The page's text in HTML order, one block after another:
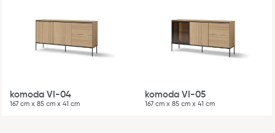
komoda VI-04
167 cm x 85 cm x 41 cm
komoda VI-05
167 cm x 85 cm x 41 cm